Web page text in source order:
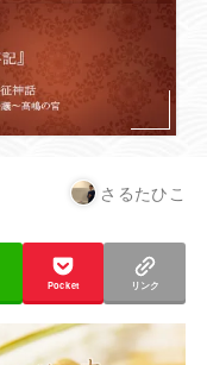
さるたひこ
Pocket リンク